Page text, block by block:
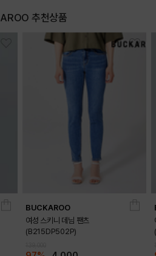
추천상품
BUCKAROO
여성 스키니 데님 팬츠
(B215DP502P)